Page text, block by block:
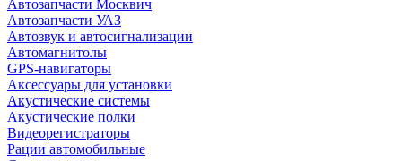
Автозапчасти Москвич
Автозапчасти УАЗ
Автозвук и автосигнализации
Автомагнитолы
GPS-навигаторы
Аксессуары для установки
Акустические системы
Акустические полки
Видеорегистраторы
Рации автомобильные